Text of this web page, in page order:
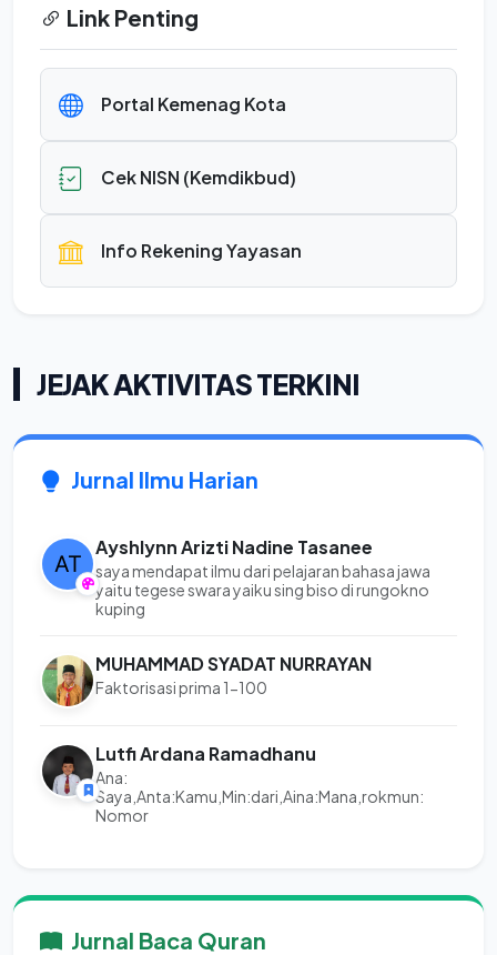
Link Penting
Portal Kemenag Kota
Cek NISN (Kemdikbud)
Info Rekening Yayasan
JEJAK AKTIVITAS TERKINI
Jurnal Ilmu Harian
Ayshlynn Arizti Nadine Tasanee
saya mendapat ilmu dari pelajaran bahasa jawa
yaitu tegese swara yaiku sing biso di rungokno
kuping
MUHAMMAD SYADAT NURRAYAN
Faktorisasi prima 1-100
Lutfi Ardana Ramadhanu
Ana:
Saya,Anta:Kamu,Min:dari,Aina:Mana,rokmun:
Nomor
Jurnal Baca Quran